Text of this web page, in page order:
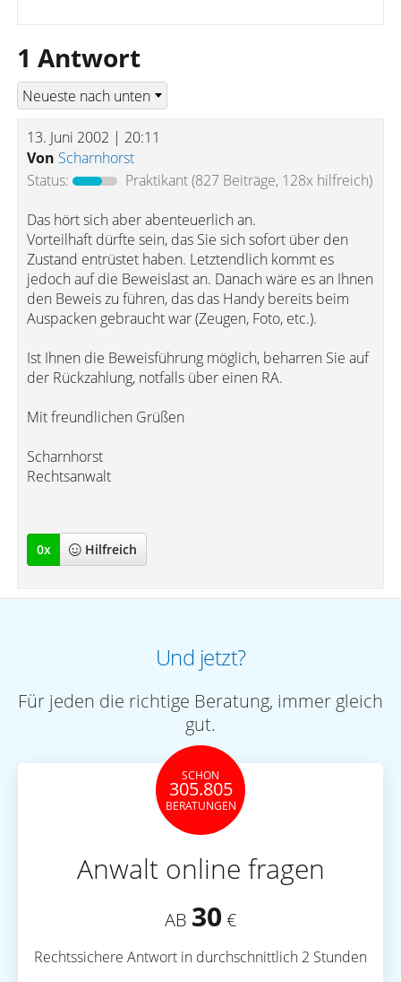
1 Antwort
13. Juni 2002 | 20:11
Von Scharnhorst
Status:
Praktikant(827 Beiträge, 128x hilfreich)
Das hört sich aber abenteuerlich an.
Vorteilhaft dürfte sein, das Sie sich sofort über den
Zustand entrüstet haben. Letztendlich kommt es
jedoch auf die Beweislast an. Danach wäre es an Ihnen
den Beweis zu führen, das das Handy bereits beim
Auspacken gebraucht war (Zeugen, Foto, etc.).
Ist Ihnen die Beweisführung möglich, beharren Sie auf
der Rückzahlung, notfalls über einen RA.
Mit freundlichen Grüßen
Scharnhorst
Rechtsanwalt
0x Hilfreich
Und jetzt?
Für jeden die richtige Beratung, immer gleich
gut.
SCHON
305.805
BERATUNGEN
Anwalt online fragen
AB 30 €
Rechtssichere Antwort in durchschnittlich 2 Stunden